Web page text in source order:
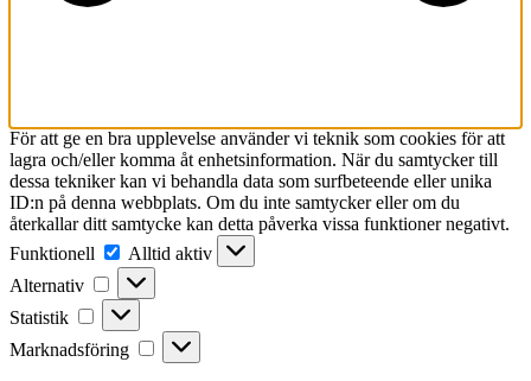
För att ge en bra upplevelse använder vi teknik som cookies för att
lagra och/eller komma åt enhetsinformation. När du samtycker till
dessa tekniker kan vi behandla data som surfbeteende eller unika
ID:n på denna webbplats. Om du inte samtycker eller om du
återkallar ditt samtycke kan detta påverka vissa funktioner negativt.
Funktionell
Funktionell
Alltid aktiv
Alternativ
Alternativ
Statistik Statistik
Marknadsföring Marknadsföring